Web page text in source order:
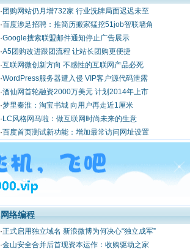
· 团购网站仍月增732家 行业洗牌局面迟迟未至
·百度涉足招聘：推简历搬家猛挖51job智联墙角
·Google搜索联盟邮件通知停止广告展示
·A5团购改进跟团流程 让站长团购更便捷
·互联网微创新方向 不感性的互联网产品必死
·WordPress服务器遭入侵 VIP客户源代码泄露
·酒仙网首轮融资2000万美元 计划2014年上市
·梦里秦淮：淘宝书城 向用户再走近1厘米
· LC风格网马啦：做互联网时尚未来的生意
·百度首页测试新功能：增加最常访问网址设置
网络编程
·正式启用独立域名 新浪微博为何决心“独立成军”
·金山安全合并后首现资本运作：收购驱动之家